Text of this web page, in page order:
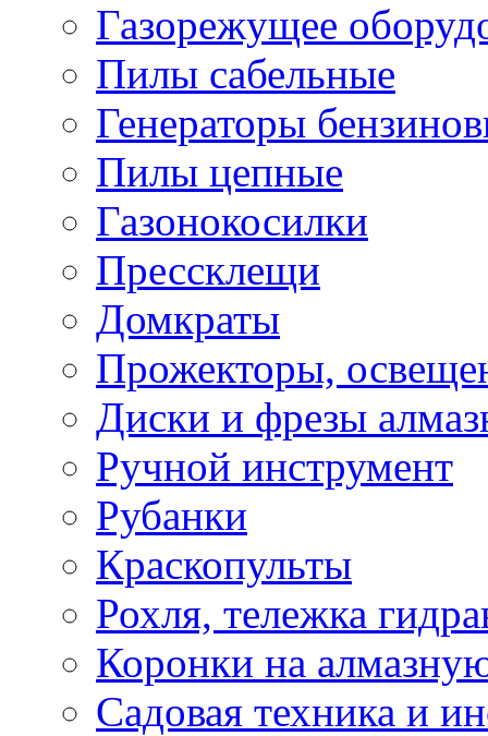
Газорежущее
Пилы сабельные
Генераторы
Пилы цепные
Газонокосилки
Прессклещи
Домкраты
Прожекторы,
Диски и фрезы
Ручной инструмент
Рубанки
Краскопульты
Рохля, тележка
Коронки на
Садовая техника и